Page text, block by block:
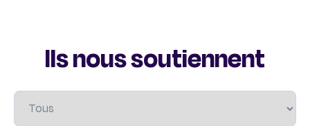
Ils nous soutiennent